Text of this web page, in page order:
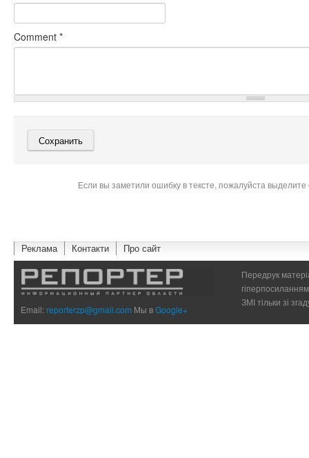
Comment *
Если вы заметили ошибку в тексте, пожалуйста
Реклама Контакти Про сайт
Email:reporterzp@gmail.com Мы вGoogle+
Передрук
ЗМІ тільки зі